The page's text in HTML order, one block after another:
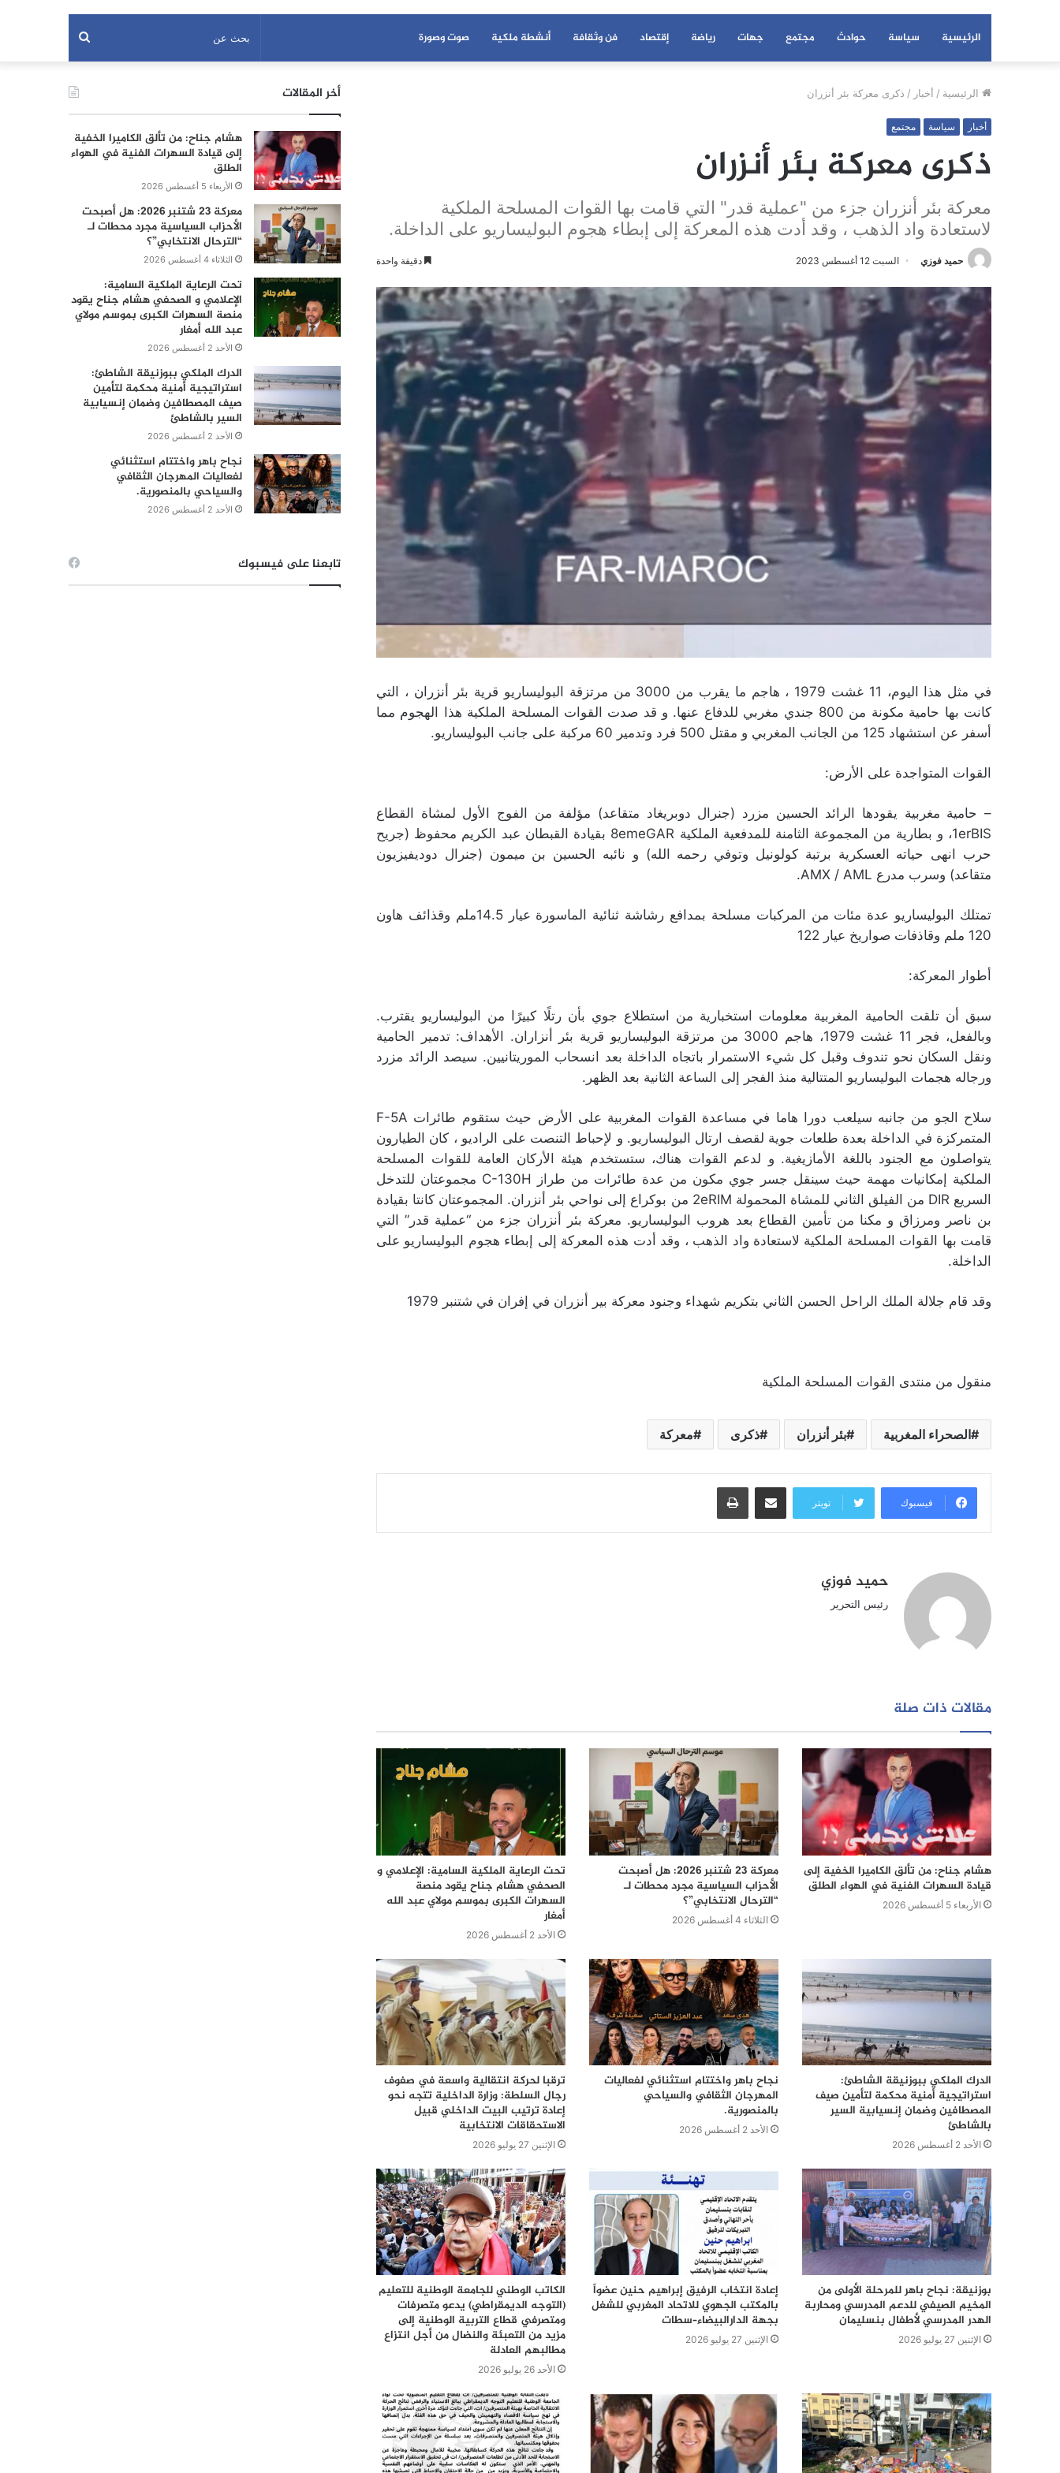
الرئيسية سياسة حوادث مجتمع جهات رياضة إقتصاد فن وثقافة أنشطة ملكية صوت وصورة بحث
عن
الرئيسية / أخبار / ذكرى معركة بئر أنزران
أخبار سياسة مجتمع
ذكرى معركة بئر أنزران
معركة بئر أنزران جزء من "عملية قدر" التي قامت بها القوات المسلحة الملكية
لاستعادة واد الذهب ، وقد أدت هذه المعركة إلى إبطاء هجوم البوليساريو على الداخلة.
حميد فوزي السبت 12 أغسطس 2023 دقيقة واحدة
في مثل هذا اليوم، 11 غشت 1979 ، هاجم ما يقرب من 3000 من مرتزقة البوليساريو قرية بئر أنزران ، التي
كانت بها حامية مكونة من 800 جندي مغربي للدفاع عنها. و قد صدت القوات المسلحة الملكية هذا الهجوم مما
أسفر عن استشهاد 125 من الجانب المغربي و مقتل 500 فرد وتدمير 60 مركبة على جانب البوليساريو.
القوات المتواجدة على الأرض:
– حامية مغربية يقودها الرائد الحسين مزرد (جنرال دوبريغاد متقاعد) مؤلفة من الفوج الأول لمشاة القطاع
1erBIS، و بطارية من المجموعة الثامنة للمدفعية الملكية 8emeGAR بقيادة القبطان عبد الكريم محفوظ (جريح
حرب انهى حياته العسكرية برتبة كولونيل وتوفي رحمه الله) و نائبه الحسين بن ميمون (جنرال دوديفيزيون
متقاعد) وسرب مدرع AMX / AML.
تمتلك البوليساريو عدة مئات من المركبات مسلحة بمدافع رشاشة ثنائية الماسورة عيار 14.5ملم وقذائف هاون
120 ملم وقاذفات صواريخ عيار 122
أطوار المعركة:
سبق أن تلقت الحامية المغربية معلومات استخبارية من استطلاع جوي بأن رتلًا كبيرًا من البوليساريو يقترب.
وبالفعل، فجر 11 غشت 1979، هاجم 3000 من مرتزقة البوليساريو قرية بئر أنزاران. الأهداف: تدمير الحامية
ونقل السكان نحو تندوف وقبل كل شيء الاستمرار باتجاه الداخلة بعد انسحاب الموريتانيين. سيصد الرائد مزرد
ورجاله هجمات البوليساريو المتتالية منذ الفجر إلى الساعة الثانية بعد الظهر.
سلاح الجو من جانبه سيلعب دورا هاما في مساعدة القوات المغربية على الأرض حيث ستقوم طائرات F-5A
المتمركزة في الداخلة بعدة طلعات جوية لقصف ارتال البوليساريو. و لإحباط التنصت على الراديو ، كان الطيارون
يتواصلون مع الجنود باللغة الأمازيغية. و لدعم القوات هناك، ستستخدم هيئة الأركان العامة للقوات المسلحة
الملكية إمكانيات مهمة حيث سينقل جسر جوي مكون من عدة طائرات من طراز C-130H مجموعتان للتدخل
السريع DIR من الفيلق الثاني للمشاة المحمولة 2eRIM من بوكراع إلى نواحي بئر أنزران. المجموعتان كانتا بقيادة
بن ناصر ومرزاق و مكنا من تأمين القطاع بعد هروب البوليساريو. معركة بئر أنزران جزء من “عملية قدر” التي
قامت بها القوات المسلحة الملكية لاستعادة واد الذهب ، وقد أدت هذه المعركة إلى إبطاء هجوم البوليساريو على
الداخلة.
وقد قام جلالة الملك الراحل الحسن الثاني بتكريم شهداء وجنود معركة بير أنزران في إفران في شتنبر 1979
منقول من منتدى القوات المسلحة الملكية
الصحراء المغربية بئر أنزران ذكرى معركة
فيسبوك تويتر
مشاركة عبر البريد طباعة
حميد فوزي
رئيس التحرير
مقالات ذات صلة
هشام جناح: من تألق الكاميرا الخفية إلى
قيادة السهرات الفنية في الهواء الطلق
الأربعاء 5 أغسطس 2026
معركة 23 شتنبر 2026: هل أصبحت
الأحزاب السياسية مجرد محطات لـ
“الترحال الانتخابي”؟
الثلاثاء 4 أغسطس 2026
تحت الرعاية الملكية السامية: الإعلامي و
الصحفي هشام جناح يقود منصة
السهرات الكبرى بموسم مولاي عبد الله
أمغار
الأحد 2 أغسطس 2026
الدرك الملكي ببوزنيقة الشاطئ:
استراتيجية أمنية محكمة لتأمين صيف
المصطافين وضمان إنسيابية السير
بالشاطئ
الأحد 2 أغسطس 2026
نجاح باهر واختتام استثنائي لفعاليات
المهرجان الثقافي والسياحي
بالمنصورية.
الأحد 2 أغسطس 2026
ترقبا لحركة انتقالية واسعة في صفوف
رجال السلطة: وزارة الداخلية تتجه نحو
إعادة ترتيب البيت الداخلي قبيل
الاستحقاقات الانتخابية
الإثنين 27 يوليو 2026
بوزنيقة: نجاح باهر للمرحلة الأولى من
المخيم الصيفي للدعم المدرسي ومحاربة
الهدر المدرسي لأطفال بنسليمان
الإثنين 27 يوليو 2026
إعادة انتخاب الرفيق إبراهيم حنين عضواً
بالمكتب الجهوي للاتحاد المغربي للشغل
بجهة الدارالبيضاء–سطات
الإثنين 27 يوليو 2026
الكاتب الوطني للجامعة الوطنية للتعليم
(التوجه الديمقراطي) يدعو متصرفات
ومتصرفي قطاع التربية الوطنية إلى
مزيد من التعبئة والنضال من أجل انتزاع
مطالبهم العادلة
الأحد 26 يوليو 2026
أخر المقالات
هشام جناح: من تألق الكاميرا الخفية
إلى قيادة السهرات الفنية في الهواء
الطلق
الأربعاء 5 أغسطس 2026
معركة 23 شتنبر 2026: هل أصبحت
الأحزاب السياسية مجرد محطات لـ
“الترحال الانتخابي”؟
الثلاثاء 4 أغسطس 2026
تحت الرعاية الملكية السامية:
الإعلامي و الصحفي هشام جناح يقود
منصة السهرات الكبرى بموسم مولاي
عبد الله أمغار
الأحد 2 أغسطس 2026
الدرك الملكي ببوزنيقة الشاطئ:
استراتيجية أمنية محكمة لتأمين
صيف المصطافين وضمان إنسيابية
السير بالشاطئ
الأحد 2 أغسطس 2026
نجاح باهر واختتام استثنائي
لفعاليات المهرجان الثقافي
والسياحي بالمنصورية.
الأحد 2 أغسطس 2026
تابعنا على فيسبوك